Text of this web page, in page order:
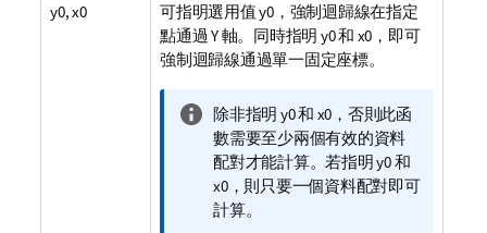
y0,x0 可指明選用值y0，強制迴歸線在指定
點通過 Y 軸。同時指明 y0和 x0 ，即可
強制迴歸線通過單一固定座標。
資
訊
備
註
除非指明 y0和 x0 ，否則此函
數需要至少兩個有效的資料
配對才能計算。若指明y0和
x0，則只要一個資料配對即可
計算。